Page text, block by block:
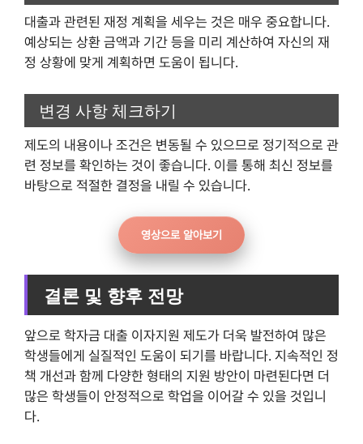
대출과 관련된 재정 계획을 세우는 것은 매우 중요합니다.
예상되는 상환 금액과 기간 등을 미리 계산하여 자신의 재
정 상황에 맞게 계획하면 도움이 됩니다.
변경 사항 체크하기
제도의 내용이나 조건은 변동될 수 있으므로 정기적으로 관
련 정보를 확인하는 것이 좋습니다. 이를 통해 최신 정보를
바탕으로 적절한 결정을 내릴 수 있습니다.
영상으로 알아보기
결론 및 향후 전망
앞으로 학자금 대출 이자지원 제도가 더욱 발전하여 많은
학생들에게 실질적인 도움이 되기를 바랍니다. 지속적인 정
책 개선과 함께 다양한 형태의 지원 방안이 마련된다면 더
많은 학생들이 안정적으로 학업을 이어갈 수 있을 것입니
다.